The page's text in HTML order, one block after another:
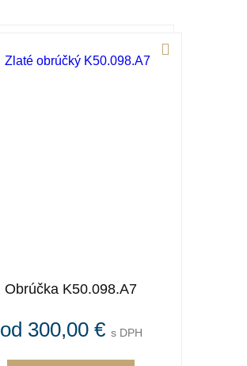
Obrúčka K50.098.A7
od 300,00 € s DPH